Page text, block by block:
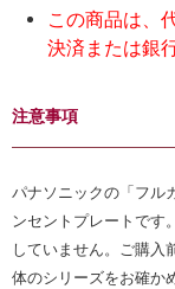
この商品は、
決済または銀
注意事項
パナソニックの「フル
ンセントプレートです
していません。ご購入
体のシリーズをお確か